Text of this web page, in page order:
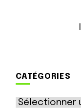
CATÉGORIES
Catégories